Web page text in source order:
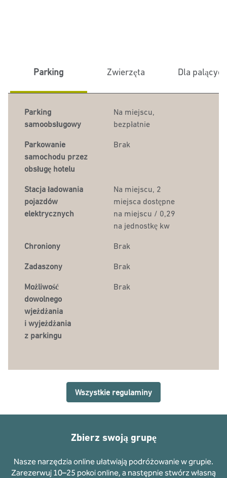
Parking Zwierzęta Dla palących
Parking
samoobsługowy
Na miejscu,
bezpłatnie
Parkowanie
samochodu przez
obsługę hotelu
Brak
Stacja ładowania
pojazdów
elektrycznych
Na miejscu, 2
miejsca dostępne
na miejscu / 0,29
na jednostkę kw
Chroniony Brak
Zadaszony Brak
Możliwość
dowolnego
wjeżdżania
i wyjeżdżania
z parkingu
Brak
Wszystkie regulaminy
Zbierz swoją grupę
Nasze narzędzia online ułatwiają podróżowanie w grupie.
Zarezerwuj 10–25 pokoi online, a następnie stwórz własną